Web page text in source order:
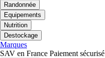
Randonnée
Equipements
Nutrition
Destockage
Marques
SAV en France Paiement sécurisé